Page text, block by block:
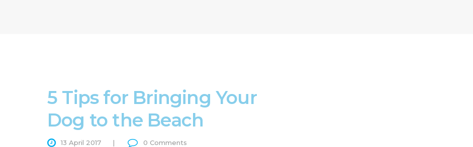
5 Tips for Bringing Your
Dog to the Beach
13 April 2017 0 Comments